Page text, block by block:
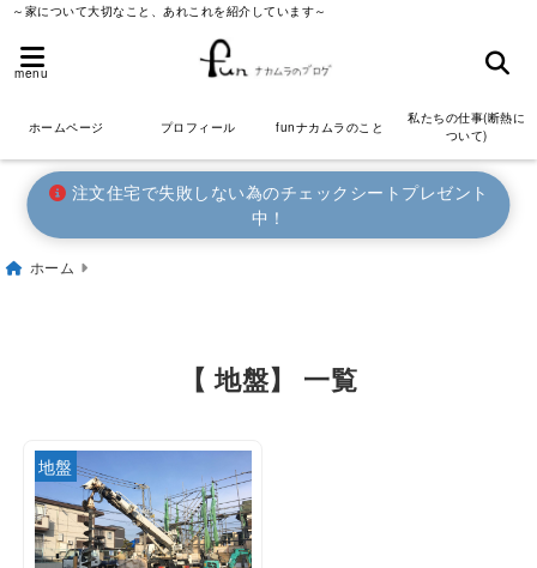
～家について大切なこと、あれこれを紹介しています～
menu
ホームページ プロフィール funナカムラのこと
私たちの仕事(断熱に
ついて)
注文住宅で失敗しない為のチェックシートプレゼント
中！
ホーム
【 地盤】 一覧
地盤